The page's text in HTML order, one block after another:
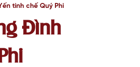
tinh chế Quý Phi
Đình